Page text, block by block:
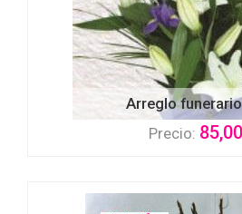
Arreglo
Precio: